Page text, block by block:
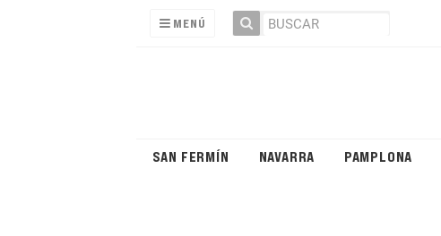
MENÚ
SAN FERMÍN NAVARRA PAMPLONA